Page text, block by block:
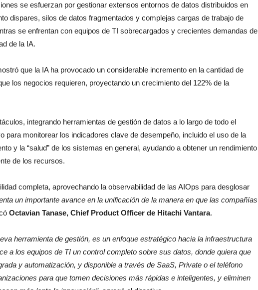
se esfuerzan por gestionar extensos entornos de datos distribuidos en
dispares, silos de datos fragmentados y complejas cargas de trabajo de
se enfrentan con equipos de TI sobrecargados y crecientes demandas de
de la IA.
que la IA ha provocado un considerable incremento en la cantidad de
los negocios requieren, proyectando un crecimiento del 122% de la
integrando herramientas de gestión de datos a lo largo de todo el
para monitorear los indicadores clave de desempeño, incluido el uso de la
y la “salud” de los sistemas en general, ayudando a obtener un rendimiento
de los recursos.
completa, aprovechando la observabilidad de las AIOps para desglosar
un importante avance en la unificación de la manera en que las compañías
Octavian Tanase, Chief Product Officer de Hitachi Vantara.
herramienta de gestión, es un enfoque estratégico hacia la infraestructura
a los equipos de TI un control completo sobre sus datos, donde quiera que
y automatización, y disponible a través de SaaS, Private o el teléfono
para que tomen decisiones más rápidas e inteligentes, y eliminen